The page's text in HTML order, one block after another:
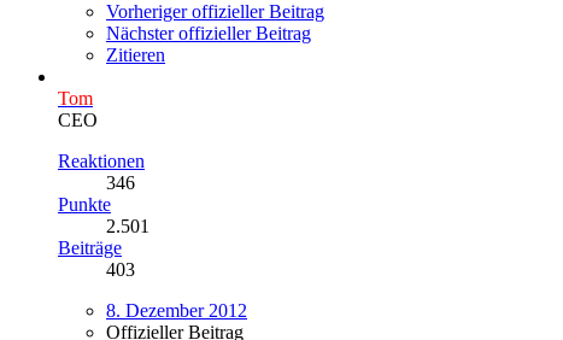
Vorheriger offizieller Beitrag
Nächster offizieller Beitrag
Zitieren
Tom
CEO
Reaktionen
346
Punkte
2.501
Beiträge
403
8. Dezember 2012
Offizieller Beitrag